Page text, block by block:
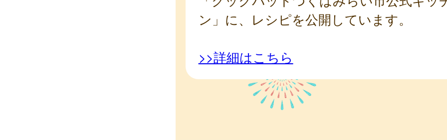
ン」に、レシピを公開しています。
>>詳細はこちら